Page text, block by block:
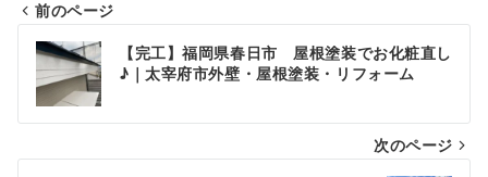
投
稿
ナ
ビ
前のページ
【完工】福岡県春日市 屋根塗装でお化粧直し
♪｜太宰府市外壁・屋根塗装・リフォーム
次のページ